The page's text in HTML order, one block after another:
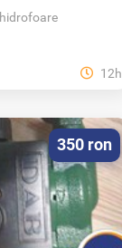
12h
350 ron